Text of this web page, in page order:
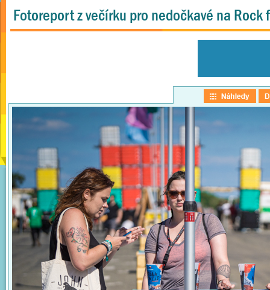
Fotoreport z večírku pro nedočkavé na Rock